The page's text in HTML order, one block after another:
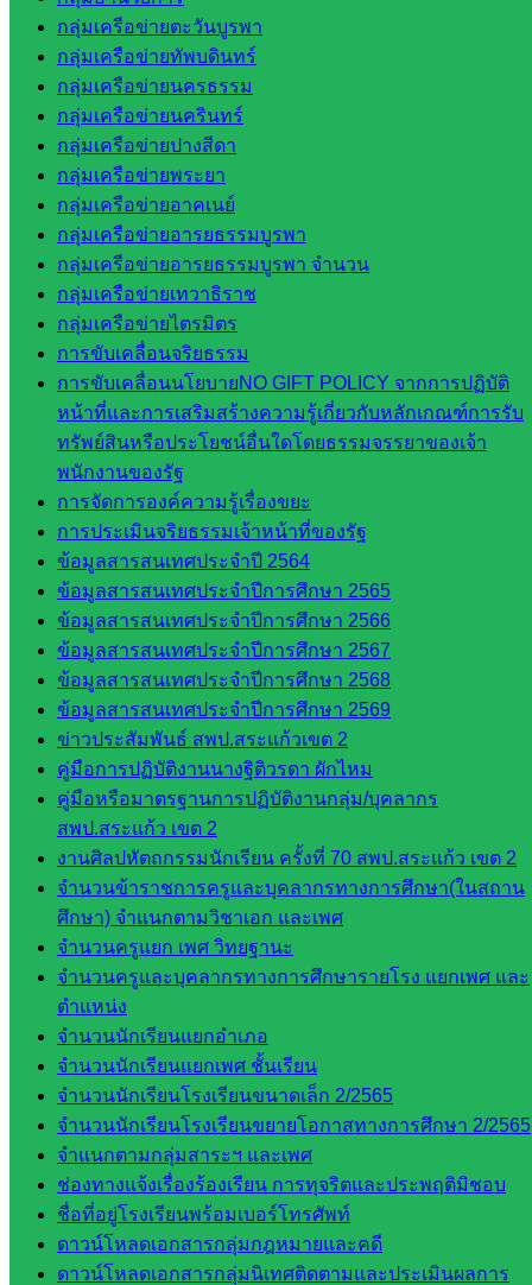
กลุ่มเครือข่ายตะวันบูรพา
กลุ่มเครือข่ายทัพบดินทร์
กลุ่มเครือข่ายนครธรรม
กลุ่มเครือข่ายนครินทร์
กลุ่มเครือข่ายปางสีดา
กลุ่มเครือข่ายพระยา
กลุ่มเครือข่ายอาคเนย์
กลุ่มเครือข่ายอารยธรรมบูรพา
กลุ่มเครือข่ายอารยธรรมบูรพา จำนวน
กลุ่มเครือข่ายเทวาธิราช
กลุ่มเครือข่ายไตรมิตร
การขับเคลื่อนจริยธรรม
การขับเคลื่อนนโยบายNO GIFT POLICY จากการปฏิบัติ
หน้าที่และการเสริมสร้างความรู้เกี่ยวกับหลักเกณฑ์การรับ
ทรัพย์สินหรือประโยชน์อื่นใดโดยธรรมจรรยาของเจ้า
พนักงานของรัฐ
การจัดการองค์ความรู้เรื่องขยะ
การประเมินจริยธรรมเจ้าหน้าที่ของรัฐ
ข้อมูลสารสนเทศประจำปี 2564
ข้อมูลสารสนเทศประจำปีการศึกษา 2565
ข้อมูลสารสนเทศประจำปีการศึกษา 2566
ข้อมูลสารสนเทศประจำปีการศึกษา 2567
ข้อมูลสารสนเทศประจำปีการศึกษา 2568
ข้อมูลสารสนเทศประจำปีการศึกษา 2569
ข่าวประสัมพันธ์ สพป.สระแก้วเขต 2
คู่มือการปฏิบัติงานนางฐิติวรดา ผักไหม
คู่มือหรือมาตรฐานการปฏิบัติงานกลุ่ม/บุคลากร
สพป.สระแก้ว เขต 2
งานศิลปหัตถกรรมนักเรียน ครั้งที่ 70 สพป.สระแก้ว เขต 2
จำนวนข้าราชการครูและบุคลากรทางการศึกษา(ในสถาน
ศึกษา) จำแนกตามวิชาเอก และเพศ
จำนวนครูแยก เพศ วิทยฐานะ
จำนวนครูและบุคลากรทางการศึกษารายโรง แยกเพศ และ
ตำแหน่ง
จำนวนนักเรียนแยกอำเภอ
จำนวนนักเรียนแยกเพศ ชั้นเรียน
จำนวนนักเรียนโรงเรียนขนาดเล็ก 2/2565
จำนวนนักเรียนโรงเรียนขยายโอกาสทางการศึกษา 2/2565
จำแนกตามกลุ่มสาระฯ และเพศ
ช่องทางแจ้งเรื่องร้องเรียน การทุจริตและประพฤติมิชอบ
ชื่อที่อยู่โรงเรียนพร้อมเบอร์โทรศัพท์
ดาวน์โหลดเอกสารกลุ่มกฎหมายและคดี
ดาวน์โหลดเอกสารกลุ่มนิเทศติดตามและประเมินผลการ
วิทยาลัย
เทคนิค
สระแก้ว
วิทยาลัย
เทคนิค
วังน้ำเย็น
กศน.สระแก้ว
เว็บไซต์
กลุ่มงาน
ใน
สำนักงาน
กลุ่
มอำนวย
การ
กลุ่ม
บริหาร
งานงาน
เงินและ
สินทรัพย์
กลุ่มน
โยบาย
และแผน
กลุ่มส่ง
เสริมการ
จัดการ
ศึกษา
กลุ่ม
บริหาร
งาน
บุคคล
กลุ่ม
พัฒนาครู
และบุ
คลากรฯ
กลุ่มนิ
เทศ
ติดตาม
และประ
เมินผลฯ